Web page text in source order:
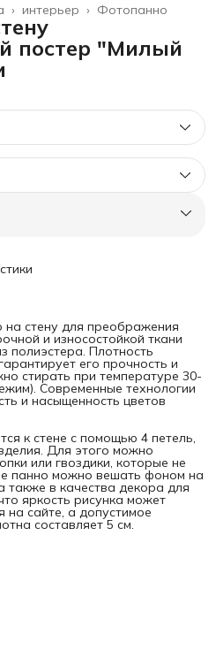
Фотопанно
интерьер ›
›
постер "Милый
на стену для преображения
и износостойкой ткани
полиэстера. Плотность
его прочность и
стирать при температуре 30-
Современные технологии
и насыщенность цветов
к стене с помощью 4 петель,
Для этого можно
или гвоздики, которые не
панно можно вешать фоном на
также в качества декора для
яркость рисунка может
на сайте, а допустимое
составляет 5 см.